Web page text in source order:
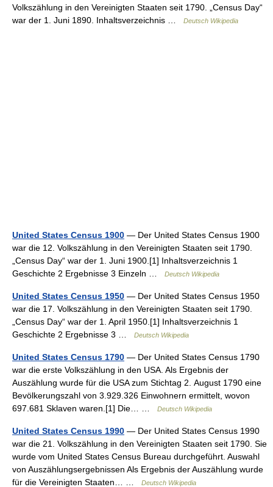
Volkszählung in den Vereinigten Staaten seit 1790. „Census Day“
war der 1. Juni 1890. Inhaltsverzeichnis …
Deutsch Wikipedia
United States Census 1900 — Der United States Census 1900
war die 12. Volkszählung in den Vereinigten Staaten seit 1790.
„Census Day“ war der 1. Juni 1900.[1] Inhaltsverzeichnis 1
Geschichte 2 Ergebnisse 3 Einzeln …
Deutsch Wikipedia
United States Census 1950 — Der United States Census 1950
war die 17. Volkszählung in den Vereinigten Staaten seit 1790.
„Census Day“ war der 1. April 1950.[1] Inhaltsverzeichnis 1
Geschichte 2 Ergebnisse 3 …
Deutsch Wikipedia
United States Census 1790 — Der United States Census 1790
war die erste Volkszählung in den USA. Als Ergebnis der
Auszählung wurde für die USA zum Stichtag 2. August 1790 eine
Bevölkerungszahl von 3.929.326 Einwohnern ermittelt, wovon
697.681 Sklaven waren.[1] Die… …
Deutsch Wikipedia
United States Census 1990 — Der United States Census 1990
war die 21. Volkszählung in den Vereinigten Staaten seit 1790. Sie
wurde vom United States Census Bureau durchgeführt. Auswahl
von Auszählungsergebnissen Als Ergebnis der Auszählung wurde
für die Vereinigten Staaten… …
Deutsch Wikipedia